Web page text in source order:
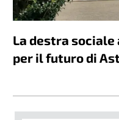
La destra
per il futuro di